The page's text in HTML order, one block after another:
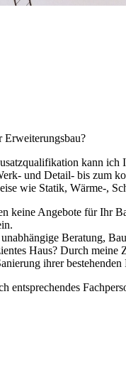
Erweiterungsbau?
kann ich
und Detail- bis zum
wie Statik, Wärme-,
keine Angebote für Ihr
Beratung,
Haus? Durch
ihrer
entsprechendes